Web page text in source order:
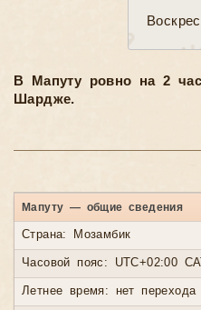
В Мапуту ровно на 2
Шардже.
Мапуту — общие сведения
Страна: Мозамбик
Часовой пояс: UTC+02:00
Летнее время: нет перехода